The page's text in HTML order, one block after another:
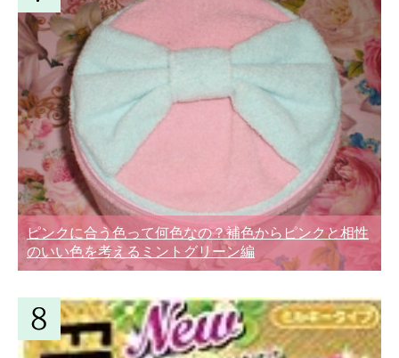
ピンクに合う色って何色なの？補色からピンクと相性
のいい色を考えるミントグリーン編